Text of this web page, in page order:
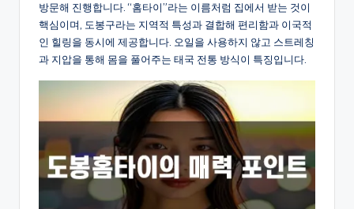
방문해 진행합니다. “홈타이”라는 이름처럼 집에서 받는 것이
핵심이며, 도봉구라는 지역적 특성과 결합해 편리함과 이국적
인 힐링을 동시에 제공합니다. 오일을 사용하지 않고 스트레칭
과 지압을 통해 몸을 풀어주는 태국 전통 방식이 특징입니다.